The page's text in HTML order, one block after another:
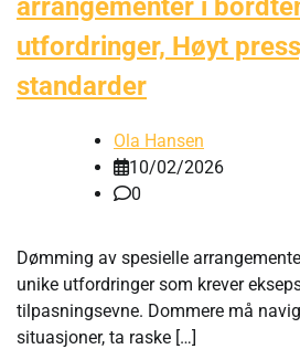
arrangementer i
utfordringer, Høyt
standarder
Ola Hansen
10/02/2026
0
Dømming av spesielle
unike utfordringer som krever
tilpasningsevne. Dommere må
situasjoner, ta raske […]